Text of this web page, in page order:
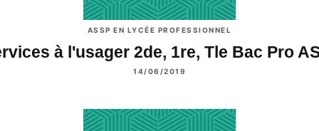
ASSP EN LYCÉE PROFESSIONNEL
à l'usager 2de, 1re, Tle Bac Pro
14/06/2019